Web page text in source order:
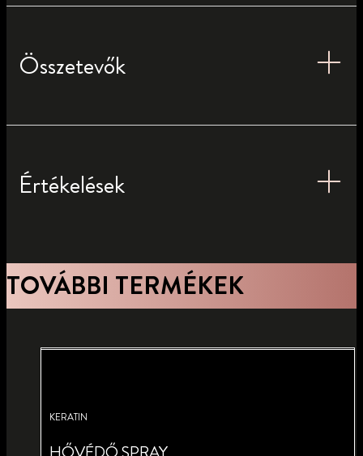
Összetevők
Értékelések
TOVÁBBI TERMÉKEK
KERATIN